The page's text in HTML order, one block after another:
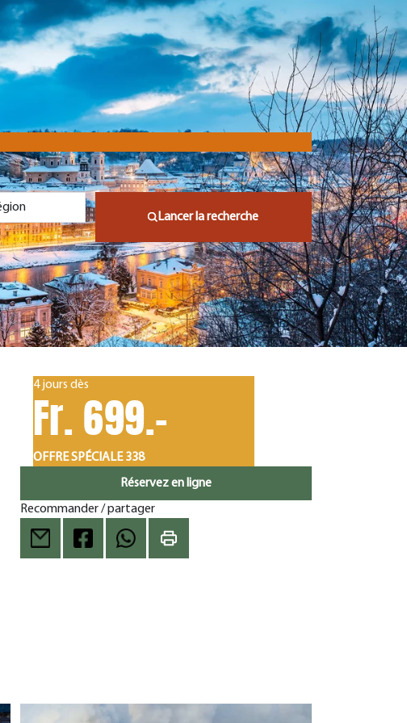
Lancer la recherche
4 jours dès
Fr. 699.-
OFFRE SPÉCIALE 338
Réservez en ligne
Recommander / partager